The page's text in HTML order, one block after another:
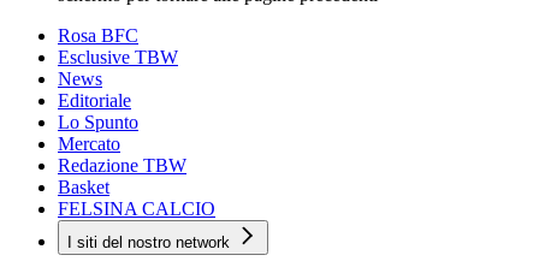
Rosa BFC
Esclusive TBW
News
Editoriale
Lo Spunto
Mercato
Redazione TBW
Basket
FELSINA CALCIO
I siti del nostro network